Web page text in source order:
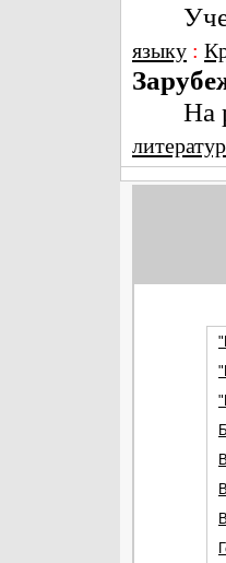
языку :
На